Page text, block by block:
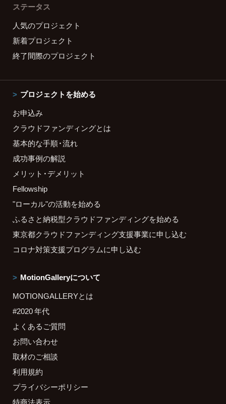
ステータス
人気のプロジェクト
新着プロジェクト
終了間際のプロジェクト
プロジェクトを始める
お申込み
クラウドファンディングとは
基本的な手順・流れ
成功事例の解説
メリット・デメリット
Fellowship
"ローカル"の活動を始める
ふるさと納税型クラウドファンディングを始める
東京都クラウドファンディング支援事業に申し込む
コロナ対策支援プログラムに申し込む
MotionGalleryについて
MOTIONGALLERYとは
#2020 年代
よくあるご質問
お問い合わせ
取材のご相談
利用規約
プライバシーポリシー